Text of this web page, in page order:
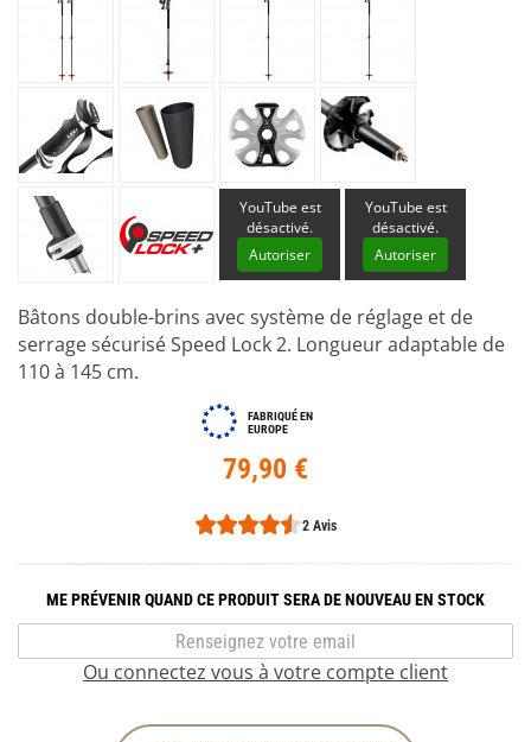
YouTube est
désactivé.
Autoriser
YouTube est
désactivé.
Autoriser
Bâtons double-brins avec système de réglage et de
serrage sécurisé Speed Lock 2. Longueur adaptable de
110 à 145 cm.
FABRIQUÉ EN
EUROPE
79,90 €
2 Avis
ME PRÉVENIR QUAND CE PRODUIT SERA DE NOUVEAU EN STOCK
Ou connectez vous à votre compte client